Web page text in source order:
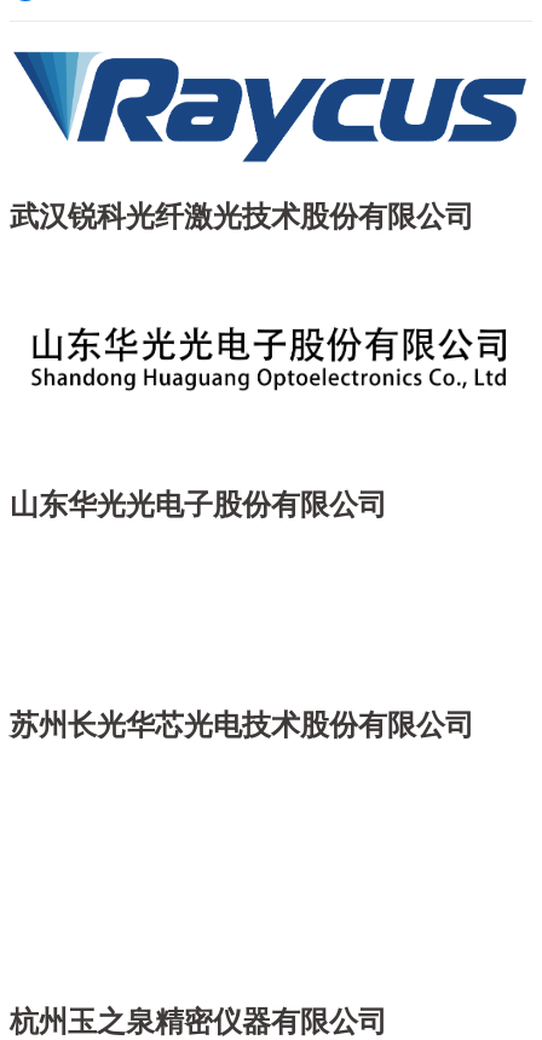
武汉锐科光纤激光技术股份有限公司
山东华光光电子股份有限公司
苏州长光华芯光电技术股份有限公司
杭州玉之泉精密仪器有限公司